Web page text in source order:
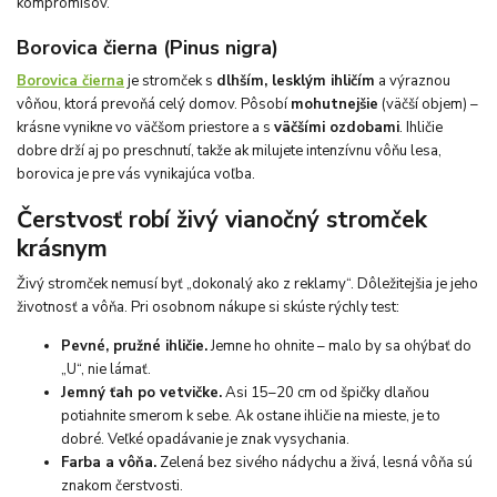
Borovica čierna (Pinus nigra)
Borovica čierna je stromček s dlhším, lesklým ihličím a výraznou
vôňou, ktorá prevoňá celý domov. Pôsobímohutnejšie (väčší objem) –
krásne vynikne vo väčšom priestore a s väčšími ozdobami. Ihličie
dobre drží aj po preschnutí, takže ak milujete intenzívnu vôňu lesa,
borovica je pre vás vynikajúca voľba.
Čerstvosť robí živý vianočný stromček
krásnym
Živý stromček nemusí byť „dokonalý ako z reklamy“. Dôležitejšia je jeho
životnosť a vôňa. Pri osobnom nákupe si skúste rýchly test:
Pevné, pružné ihličie.Jemne ho ohnite – malo by sa ohýbať do
„U“, nie lámať.
Jemný ťah po vetvičke.Asi 15–20 cm od špičky dlaňou
potiahnite smerom k sebe. Ak ostane ihličie na mieste, je to
dobré. Veľké opadávanie je znak vysychania.
Farba a vôňa. Zelená bez sivého nádychu a živá, lesná vôňa sú
znakom čerstvosti.